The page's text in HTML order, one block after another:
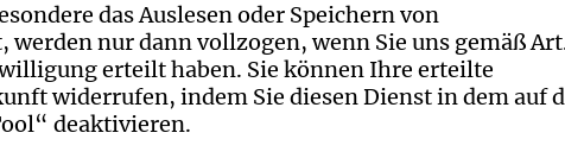
das Auslesen oder Speichern von
nur dann vollzogen, wenn Sie uns gemäß
erteilt haben. Sie können Ihre erteilte
widerrufen, indem Sie diesen Dienst in dem auf
deaktivieren.